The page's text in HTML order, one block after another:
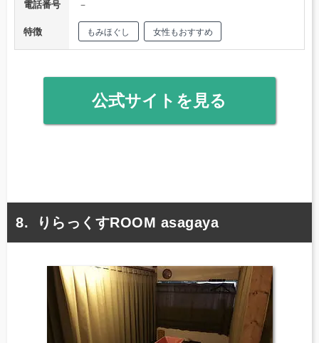
電話番号
－
特徴 もみほぐし 女性もおすすめ
公式サイトを見る
りらっくすROOM asagaya